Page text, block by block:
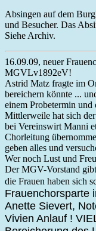
Absingen auf dem
und Besucher. Das
Siehe Archiv.
16.09.09, neuer
MGVLv1892eV!
Astrid Matz fragte im
bereichern könnte ...
einem Probetermin und
Mittlerweile hat sich
bei Vereinswirt Manni
Chorleitung
geben alles und
Wer noch Lust und
Der MGV-Vorstand
die Frauen haben sich
Frauenchorsparte
Anette Sievert,
Vivien Anlauf !